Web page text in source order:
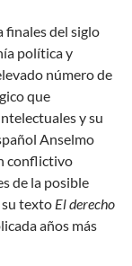
finales del siglo
política y
número de
que
y su
Anselmo
conflictivo
de la posible
texto El derecho
años más